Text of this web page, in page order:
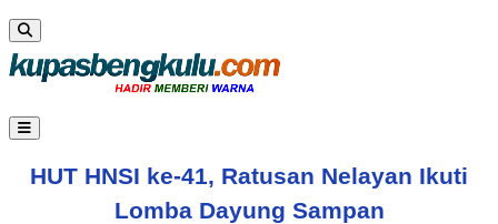
HUT HNSI ke-41, Ratusan Nelayan Ikuti
Lomba Dayung Sampan